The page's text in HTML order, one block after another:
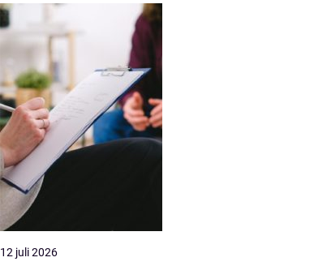
12 juli 2026